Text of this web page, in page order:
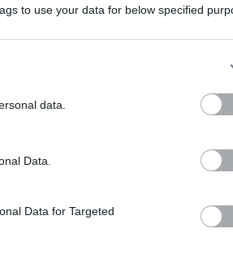
to use your data for below specified
data.
Data.
Data for Targeted
Please login to